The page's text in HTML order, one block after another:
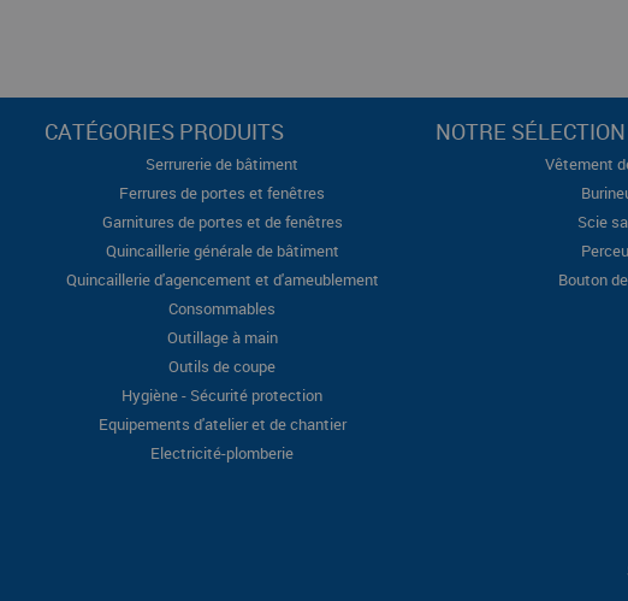
CATÉGORIES PRODUITS
Serrurerie de bâtiment
Ferrures de portes et fenêtres
Garnitures de portes et de fenêtres
Quincaillerie générale de bâtiment
Quincaillerie d'agencement et d'ameublement
Consommables
Outillage à main
Outils de coupe
Hygiène - Sécurité protection
Equipements d'atelier et de chantier
Electricité-plomberie
NOTRE SÉLECTION
Vêtement
Scie
Bouton